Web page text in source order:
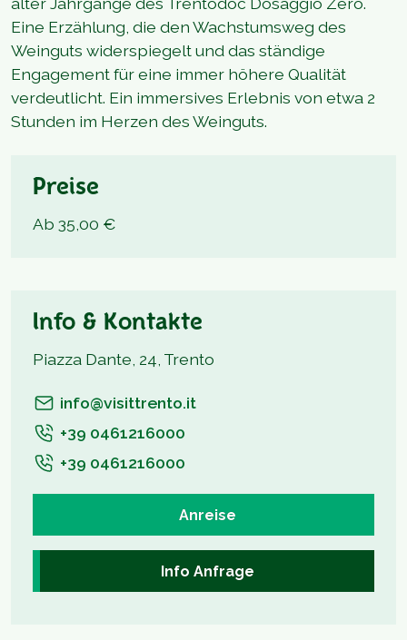
Eine Erzählung, die den Wachstumsweg des
Weinguts widerspiegelt und das ständige
Engagement für eine immer höhere Qualität
verdeutlicht. Ein immersives Erlebnis von etwa 2
Stunden im Herzen des Weinguts.
Preise
Ab 35,00 €
Info & Kontakte
Piazza Dante, 24, Trento
info@visittrento.it
+39 0461216000
+39 0461216000
Anreise
Info Anfrage